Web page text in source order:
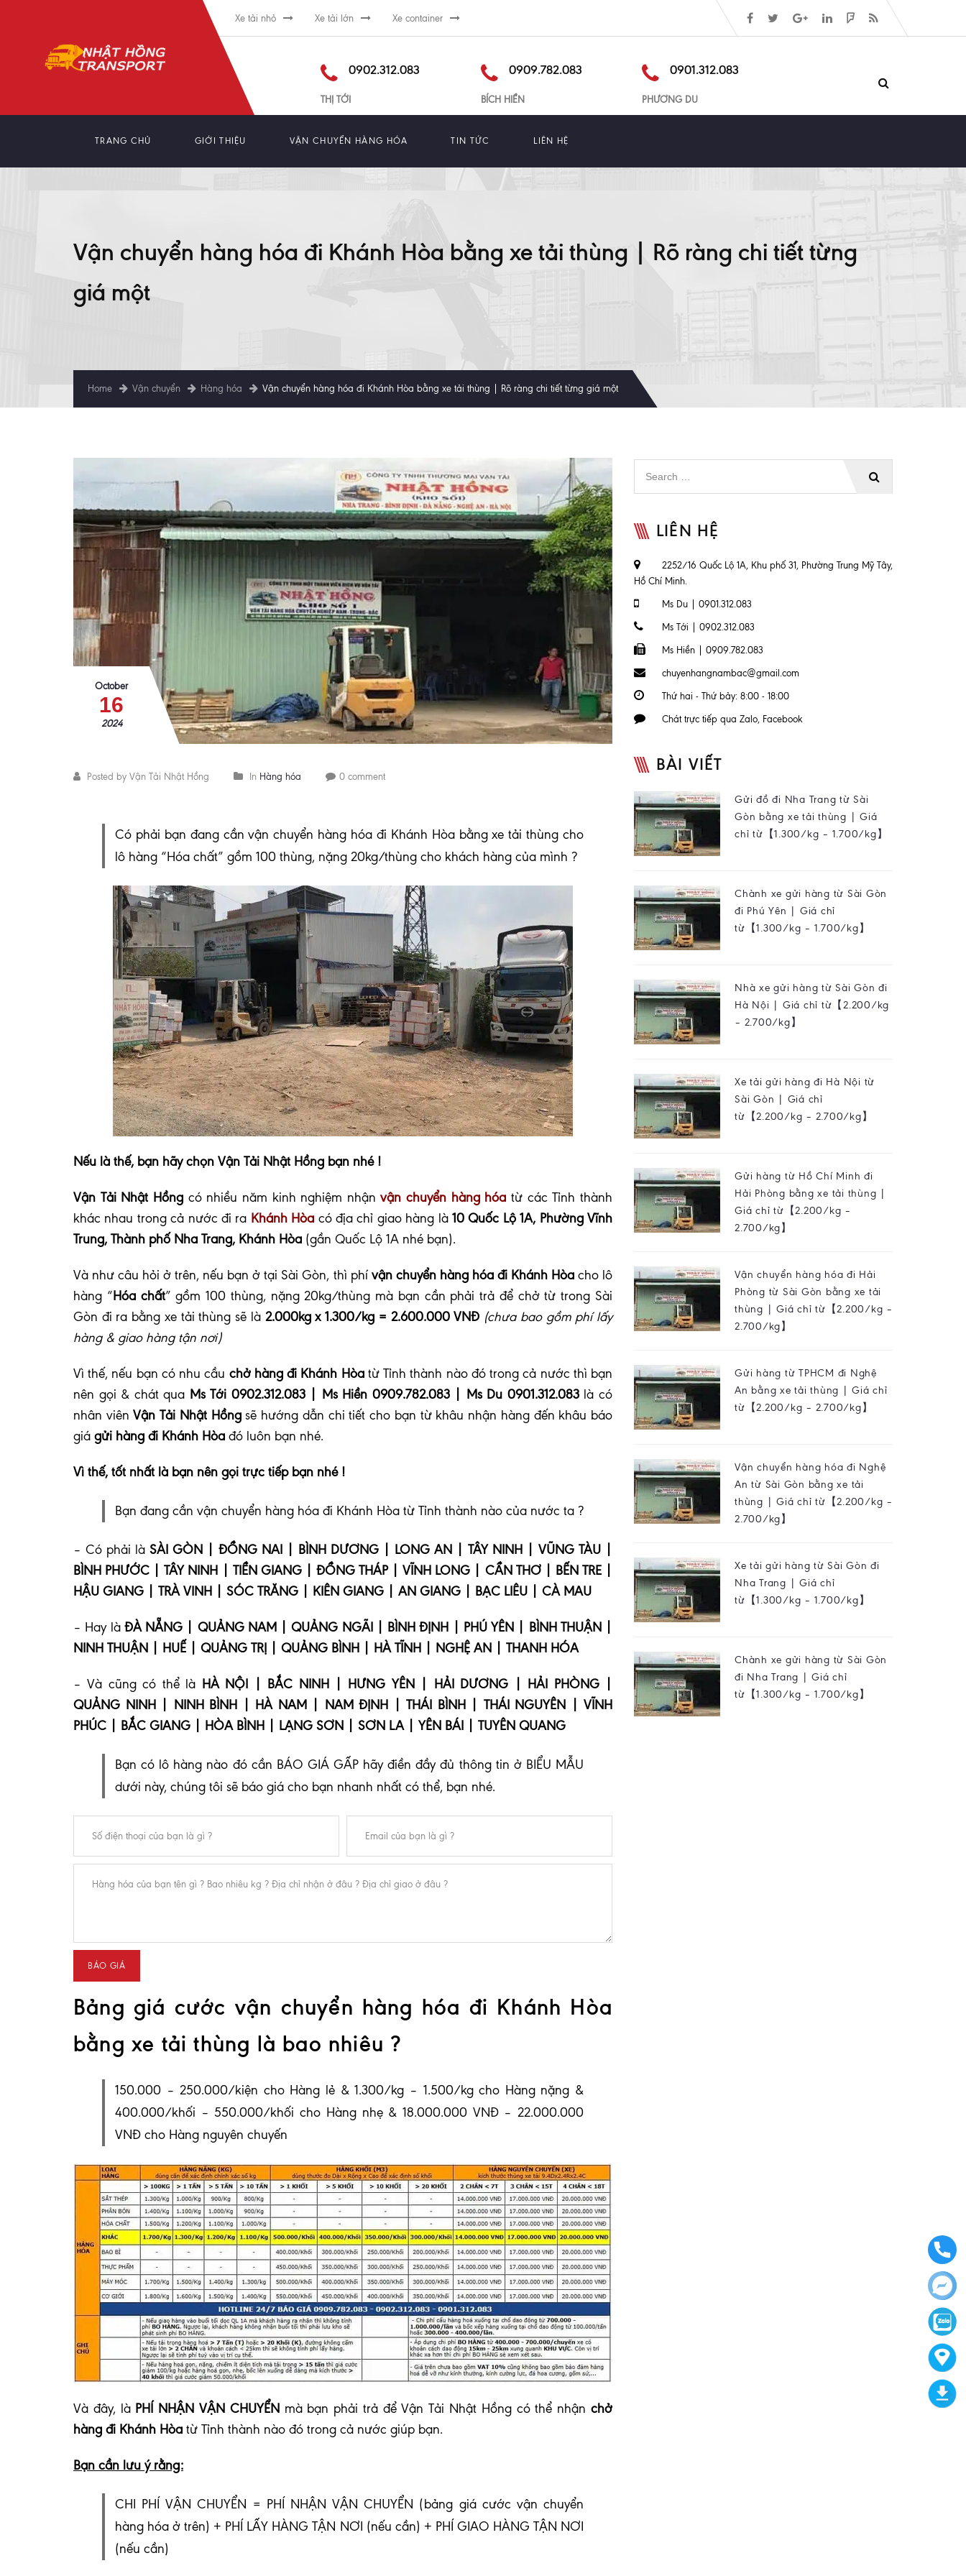
Xe tải nhỏ Xe tải lớn Xe container
0902.312.083
THỊ TỚI
0909.782.083
BÍCH HIỀN
0901.312.083
PHƯƠNG DU
TRANG CHỦ GIỚI THIỆU VẬN CHUYỂN HÀNG HÓA TIN TỨC LIÊN HỆ
Vận chuyển hàng hóa đi Khánh Hòa bằng xe tải thùng | Rõ ràng chi tiết từng
giá một
Home Vận chuyển Hàng hóa Vận chuyển hàng hóa đi Khánh Hòa bằng xe tải thùng | Rõ ràng chi tiết từng giá một
October
16
2024
Posted by Vận Tải Nhật Hồng In Hàng hóa 0 comment
Có phải bạn đang cần vận chuyển hàng hóa đi Khánh Hòa bằng xe tải thùng cho
lô hàng “Hóa chất” gồm 100 thùng, nặng 20kg/thùng cho khách hàng của mình ?
Nếu là thế, bạn hãy chọn Vận Tải Nhật Hồng bạn nhé !
Vận Tải Nhật Hồngcó nhiều năm kinh nghiệm nhậnvận chuyển hàng hóa từ các Tỉnh thành
khác nhau trong cả nước đi ra Khánh Hòa có địa chỉ giao hàng là10 Quốc Lộ 1A, Phường Vĩnh
Trung, Thành phố Nha Trang, Khánh Hòa (gần Quốc Lộ 1A nhé bạn).
Và như câu hỏi ở trên, nếu bạn ở tại Sài Gòn, thì phívận chuyển hàng hóa đi Khánh Hòacho lô
hàng “Hóa chất” gồm 100 thùng, nặng 20kg/thùng mà bạn cần phải trả để chở từ trong Sài
Gòn đi ra bằng xe tải thùng sẽ là 2.000kg x 1.300/kg = 2.600.000 VNĐ (chưa bao gồm phí lấy
hàng & giao hàng tận nơi)
Vì thế, nếu bạn có nhu cầu chở hàng đi Khánh Hòatừ Tỉnh thành nào đó trong cả nước thì bạn
nên gọi & chát qua Ms Tới 0902.312.083 | Ms Hiền 0909.782.083 | Ms Du 0901.312.083 là có
nhân viênVận Tải Nhật Hồngsẽ hướng dẫn chi tiết cho bạn từ khâu nhận hàng đến khâu báo
giá gửi hàng đi Khánh Hòa đó luôn bạn nhé.
Vì thế, tốt nhất là bạn nên gọi trực tiếp bạn nhé !
Bạn đang cần vận chuyển hàng hóa đi Khánh Hòa từ Tỉnh thành nào của nước ta ?
– Có phải là SÀI GÒN | ĐỒNG NAI | BÌNH DƯƠNG | LONG AN | TÂY NINH | VŨNG TÀU |
BÌNH PHƯỚC | TÂY NINH | TIỀN GIANG | ĐỒNG THÁP | VĨNH LONG | CẦN THƠ | BẾN TRE |
HẬU GIANG | TRÀ VINH | SÓC TRĂNG | KIÊN GIANG | AN GIANG | BẠC LIÊU | CÀ MAU
– Hay là ĐÀ NẴNG | QUẢNG NAM | QUẢNG NGÃI | BÌNH ĐỊNH | PHÚ YÊN | BÌNH THUẬN |
NINH THUẬN | HUẾ | QUẢNG TRỊ | QUẢNG BÌNH | HÀ TĨNH | NGHỆ AN | THANH HÓA
– Và cũng có thể là HÀ NỘI | BẮC NINH | HƯNG YÊN | HẢI DƯƠNG | HẢI PHÒNG |
QUẢNG NINH | NINH BÌNH | HÀ NAM | NAM ĐỊNH | THÁI BÌNH | THÁI NGUYÊN | VĨNH
PHÚC | BẮC GIANG | HÒA BÌNH | LẠNG SƠN | SƠN LA | YÊN BÁI | TUYÊN QUANG
Bạn có lô hàng nào đó cần BÁO GIÁ GẤP hãy điền đầy đủ thông tin ở BIỂU MẪU
dưới này, chúng tôi sẽ báo giá cho bạn nhanh nhất có thể, bạn nhé.
Bảng giá cước vận chuyển hàng hóa đi Khánh Hòa
bằng xe tải thùng là bao nhiêu ?
150.000 – 250.000/kiện cho Hàng lẻ & 1.300/kg – 1.500/kg cho Hàng nặng &
400.000/khối – 550.000/khối cho Hàng nhẹ & 18.000.000 VNĐ – 22.000.000
VNĐ cho Hàng nguyên chuyến
Và đây, là PHÍ NHẬN VẬN CHUYỂN mà bạn phải trả để Vận Tải Nhật Hồng có thể nhậnchở
hàng đi Khánh Hòa từ Tỉnh thành nào đó trong cả nước giúp bạn.
Bạn cần lưu ý rằng:
CHI PHÍ VẬN CHUYỂN = PHÍ NHẬN VẬN CHUYỂN (bảng giá cước vận chuyển
hàng hóa ở trên) + PHÍ LẤY HÀNG TẬN NƠI (nếu cần) + PHÍ GIAO HÀNG TẬN NƠI
(nếu cần)
LIÊN HỆ
2252/16 Quốc Lộ 1A, Khu phố 31, Phường Trung Mỹ Tây,
Hồ Chí Minh.
Ms Du | 0901.312.083
Ms Tới | 0902.312.083
Ms Hiền | 0909.782.083
chuyenhangnambac@gmail.com
Thứ hai - Thứ bảy: 8:00 - 18:00
Chát trực tiếp qua Zalo, Facebook
BÀI VIẾT
Gửi đồ đi Nha Trang từ Sài
Gòn bằng xe tải thùng | Giá
chỉ từ【1.300/kg – 1.700/kg】
Chành xe gửi hàng từ Sài Gòn
đi Phú Yên | Giá chỉ
từ【1.300/kg – 1.700/kg】
Nhà xe gửi hàng từ Sài Gòn đi
Hà Nội | Giá chỉ từ【2.200/kg
– 2.700/kg】
Xe tải gửi hàng đi Hà Nội từ
Sài Gòn | Giá chỉ
từ【2.200/kg – 2.700/kg】
Gửi hàng từ Hồ Chí Minh đi
Hải Phòng bằng xe tải thùng |
Giá chỉ từ【2.200/kg –
2.700/kg】
Vận chuyển hàng hóa đi Hải
Phòng từ Sài Gòn bằng xe tải
thùng | Giá chỉ từ【2.200/kg –
2.700/kg】
Gửi hàng từ TPHCM đi Nghệ
An bằng xe tải thùng | Giá chỉ
từ【2.200/kg – 2.700/kg】
Vận chuyển hàng hóa đi Nghệ
An từ Sài Gòn bằng xe tải
thùng | Giá chỉ từ【2.200/kg –
2.700/kg】
Xe tải gửi hàng từ Sài Gòn đi
Nha Trang | Giá chỉ
từ【1.300/kg – 1.700/kg】
Chành xe gửi hàng từ Sài Gòn
đi Nha Trang | Giá chỉ
từ【1.300/kg – 1.700/kg】